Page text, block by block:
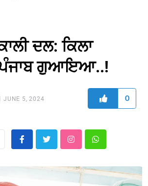
ਦਲ: ਕਿਲਾ
ਗੁਆਇਆ..!
JUNE 5, 2024 0